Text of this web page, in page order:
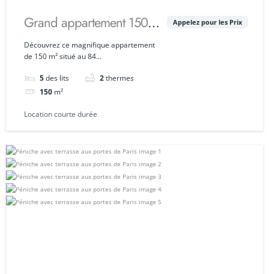
Grand appartement 150
m² avec terrasse aux
portes de Paris
Découvrez ce magnifique appartement
de 150 m² situé au 84...
5des lits 2thermes
150 m²
Appelez pour les Prix
Location courte durée